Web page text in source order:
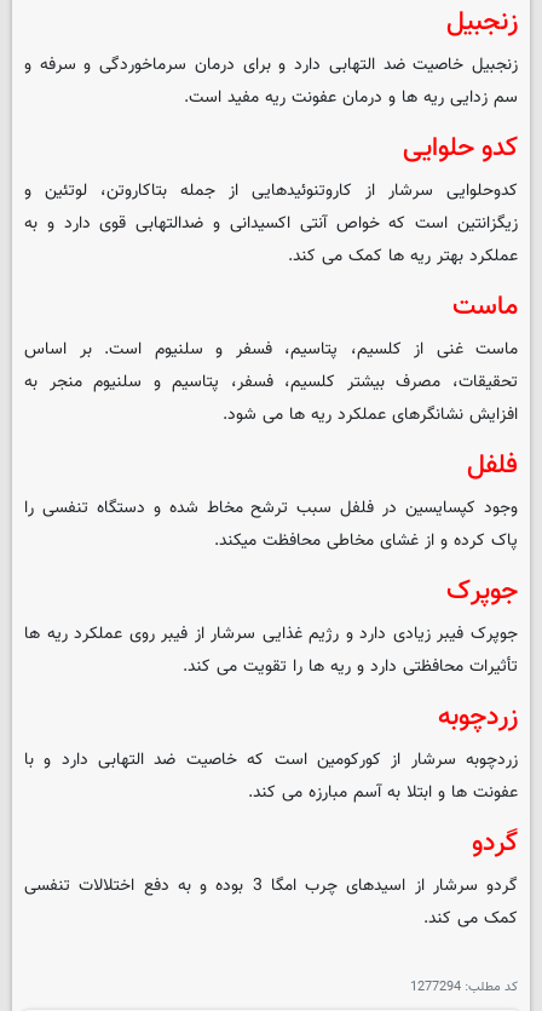
زنجبیل
زنجبیل خاصیت ضد التهابی دارد و برای درمان سرماخوردگی و سرفه و
سم زدایی ریه ها و درمان عفونت ریه مفید است.
کدو حلوایی
کدوحلوایی سرشار از کاروتنوئیدهایی از جمله بتاکاروتن، لوتئین و
زیگزانتین است که خواص آنتی اکسیدانی و ضدالتهابی قوی دارد و به
عملکرد بهتر ریه ها کمک می کند.
ماست
ماست غنی از کلسیم، پتاسیم، فسفر و سلنیوم است. بر اساس
تحقیقات، مصرف بیشتر کلسیم، فسفر، پتاسیم و سلنیوم منجر به
افزایش نشانگرهای عملکرد ریه ها می شود.
فلفل
وجود کپسایسین در فلفل سبب ترشح مخاط شده و دستگاه تنفسی را
پاک کرده و از غشای مخاطی محافظت میکند.
جوپرک
جوپرک فیبر زیادی دارد و رژیم غذایی سرشار از فیبر روی عملکرد ریه ها
تأثیرات محافظتی دارد و ریه ها را تقویت می کند.
زردچوبه
زردچوبه سرشار از کورکومین است که خاصیت ضد التهابی دارد و با
عفونت ها و ابتلا به آسم مبارزه می کند.
گردو
گردو سرشار از اسیدهای چرب امگا 3 بوده و به دفع اختلالات تنفسی
کمک می کند.
کد مطلب: 1277294